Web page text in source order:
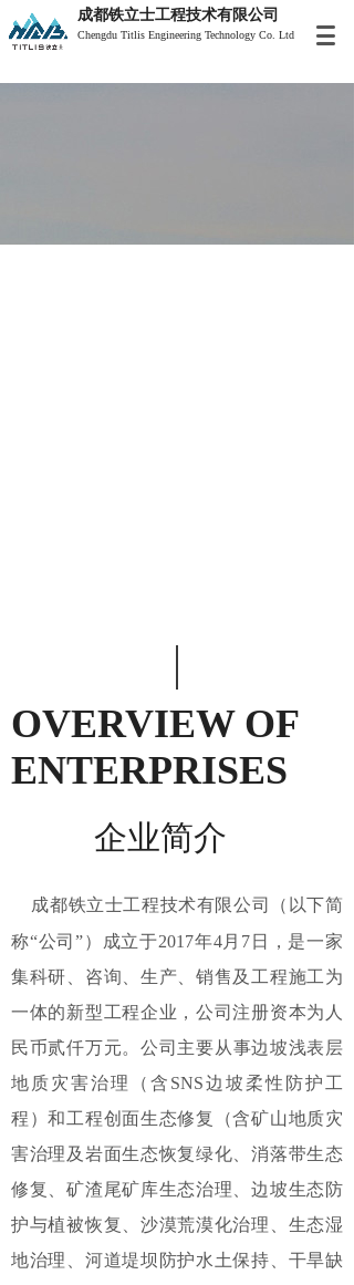
成都铁立士工程技术有限公司
Chengdu Titlis Engineering Technology Co. Ltd
企业简介
成都铁立士工程技术有限公司
（以下简
称“公司”）成立于2017年4月7日
，是一家
集科研、 咨询、 生产、销售及工程施工为
一体的新型工程企业 ，公司注册资本为人
民币贰仟万元。 公司 主要从事边坡浅表层
地质灾害治理（含 SNS边坡柔性防护工
程 ）和工程创面生态修复（含矿山地质灾
害治理及岩面生态恢复绿化、消落带生态
修复、矿渣尾矿库生态治理、边坡生态防
护与植被恢复、沙漠荒漠化治理、生态湿
地治理、河道堤坝防护水土保持、干旱缺
OVERVIEW OF
ENTERPRISES